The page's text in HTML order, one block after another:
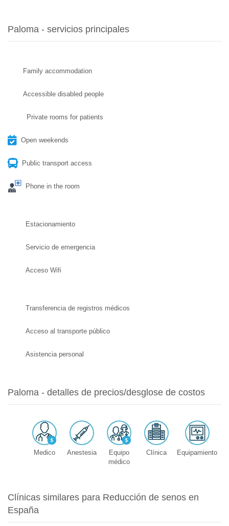
Paloma - servicios principales
Family accommodation
Accessible disabled people
Private rooms for patients
Open weekends
Public transport access
Phone in the room
Estacionamiento
Servicio de emergencia
Acceso Wifi
Transferencia de registros médicos
Acceso al transporte público
Asistencia personal
Paloma - detalles de precios/desglose de costos
Medico Anestesia
Equipo
médico
Clínica Equipamiento
Clínicas similares para Reducción de senos en
España